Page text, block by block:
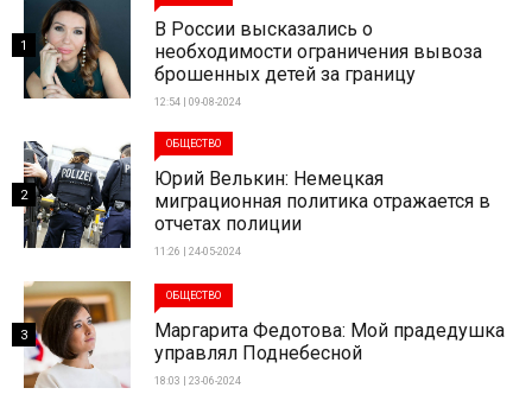
В России высказались о
необходимости ограничения вывоза
брошенных детей за границу
12:54 | 09-08-2024
1
ОБЩЕСТВО
Юрий Велькин: Немецкая
миграционная политика отражается в
отчетах полиции
11:26 | 24-05-2024
2
ОБЩЕСТВО
Маргарита Федотова: Мой прадедушка
управлял Поднебесной
18:03 | 23-06-2024
3